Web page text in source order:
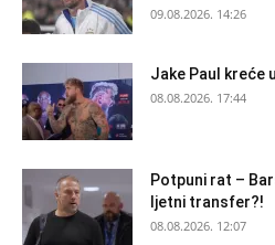
09.08.2026. 14:26
Jake Paul kreće
08.08.2026. 17:44
Potpuni rat –
ljetni transfer?!
08.08.2026. 12:07